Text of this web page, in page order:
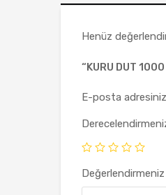
Henüz
“KURU DUT
E-posta
Değerlendirmeniz